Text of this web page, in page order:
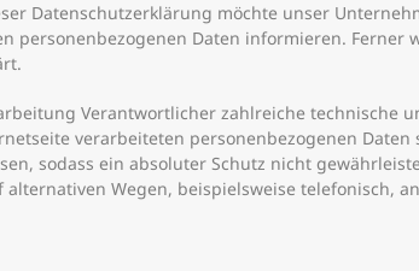
Datenschutzerklärung möchte unser
personenbezogenen Daten informieren.
Verantwortlicher zahlreiche
verarbeiteten personenbezogenen
sodass ein absoluter Schutz nicht
Wegen, beispielsweise telefonisch,